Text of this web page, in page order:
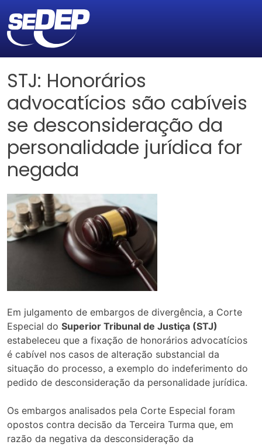
STJ: Honorários
advocatícios são cabíveis
se desconsideração da
personalidade jurídica for
negada
​Em julgamento de embargos de divergência, a Corte
Especial do Superior Tribunal de Justiça (STJ)
estabeleceu que a fixação de honorários advocatícios
é cabível nos casos de alteração substancial da
situação do processo, a exemplo do indeferimento do
pedido de desconsideração da personalidade jurídica.
Os embargos analisados pela Corte Especial foram
opostos contra decisão da Terceira Turma que, em
razão da negativa da desconsideração da